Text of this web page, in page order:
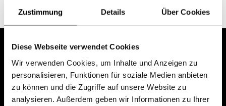
Zustimmung Details Über Cookies
Diese Webseite verwendet Cookies
Wir verwenden Cookies, um Inhalte und Anzeigen zu
personalisieren, Funktionen für soziale Medien anbieten
zu können und die Zugriffe auf unsere Website zu
analysieren. Außerdem geben wir Informationen zu Ihrer